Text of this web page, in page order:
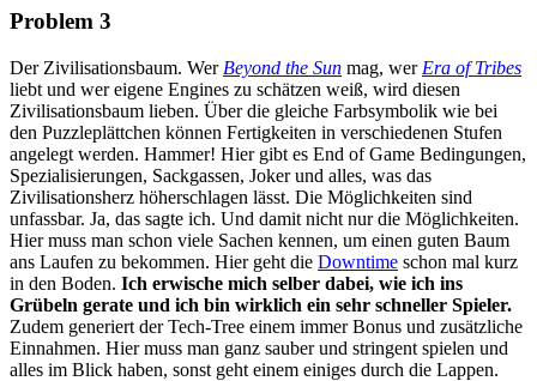
Problem 3
Der Zivilisationsbaum. Wer Beyond the Sun mag, wer Era of Tribes
liebt und wer eigene Engines zu schätzen weiß, wird diesen
Zivilisationsbaum lieben. Über die gleiche Farbsymbolik wie bei
den Puzzleplättchen können Fertigkeiten in verschiedenen Stufen
angelegt werden. Hammer! Hier gibt es End of Game Bedingungen,
Spezialisierungen, Sackgassen, Joker und alles, was das
Zivilisationsherz höherschlagen lässt. Die Möglichkeiten sind
unfassbar. Ja, das sagte ich. Und damit nicht nur die Möglichkeiten.
Hier muss man schon viele Sachen kennen, um einen guten Baum
ans Laufen zu bekommen. Hier geht die Downtime schon mal kurz
in den Boden. Ich erwische mich selber dabei, wie ich ins
Grübeln gerate und ich bin wirklich ein sehr schneller Spieler.
Zudem generiert der Tech-Tree einem immer Bonus und zusätzliche
Einnahmen. Hier muss man ganz sauber und stringent spielen und
alles im Blick haben, sonst geht einem einiges durch die Lappen.